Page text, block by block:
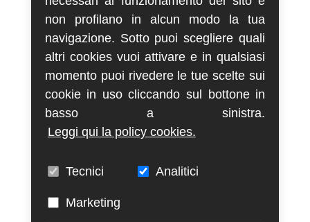
non profilano in alcun modo la tua
navigazione. Sotto puoi scegliere quali
altri cookies vuoi attivare e in qualsiasi
momento puoi rivedere le tue scelte sui
cookie in uso cliccando sul bottone in
basso a sinistra.
Leggi qui la policy cookies.
Tecnici Analitici
Marketing